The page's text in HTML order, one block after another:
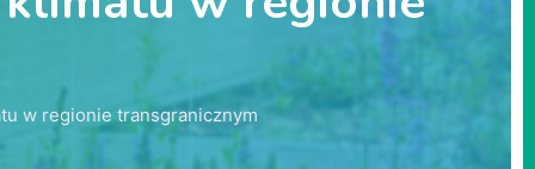
w regionie transgranicznym